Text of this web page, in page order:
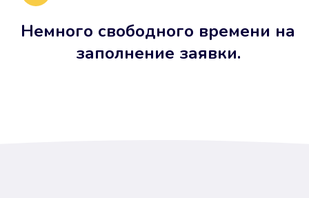
Немного свободного времени на
заполнение заявки.